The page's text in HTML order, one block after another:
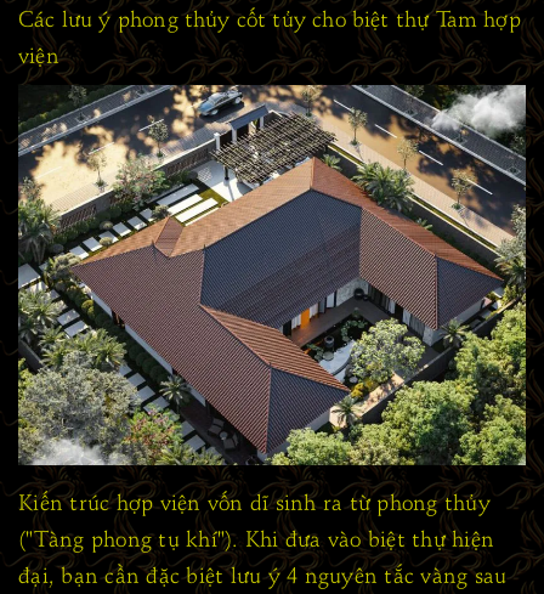
Các lưu ý phong thủy cốt tủy cho biệt thự Tam hợp
viện
Kiến trúc hợp viện vốn dĩ sinh ra từ phong thủy
("Tàng phong tụ khí"). Khi đưa vào biệt thự hiện
đại, bạn cần đặc biệt lưu ý 4 nguyên tắc vàng sau